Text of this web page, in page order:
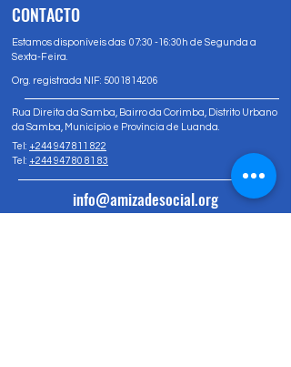
CONTACTO
Estamos disponíveis das 07:30 -16:30h de Segunda a
Sexta-Feira.
Org. registrada NIF: 5001814206
Rua Direita da Samba, Bairro da Corimba, Distrito Urbano
da Samba, Município e Província de Luanda.
Tel: +244 947 811 822
Tel: +244 947 80 81 83
info@amizadesocial.org